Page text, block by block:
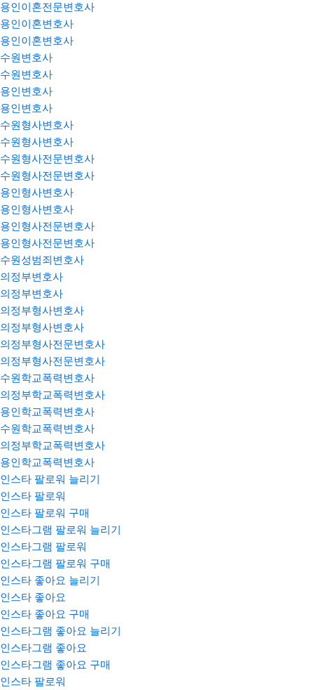
용인이혼전문변호사
용인이혼변호사
용인이혼변호사
수원변호사
수원변호사
용인변호사
용인변호사
수원형사변호사
수원형사변호사
수원형사전문변호사
수원형사전문변호사
용인형사변호사
용인형사변호사
용인형사전문변호사
용인형사전문변호사
수원성범죄변호사
의정부변호사
의정부변호사
의정부형사변호사
의정부형사변호사
의정부형사전문변호사
의정부형사전문변호사
수원학교폭력변호사
의정부학교폭력변호사
용인학교폭력변호사
수원학교폭력변호사
의정부학교폭력변호사
용인학교폭력변호사
인스타 팔로워 늘리기
인스타 팔로워
인스타 팔로워 구매
인스타그램 팔로워 늘리기
인스타그램 팔로워
인스타그램 팔로워 구매
인스타 좋아요 늘리기
인스타 좋아요
인스타 좋아요 구매
인스타그램 좋아요 늘리기
인스타그램 좋아요
인스타그램 좋아요 구매
인스타 팔로워